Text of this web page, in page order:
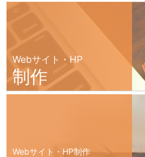
Webサイト・HP
制作
Webサイト・HP制作